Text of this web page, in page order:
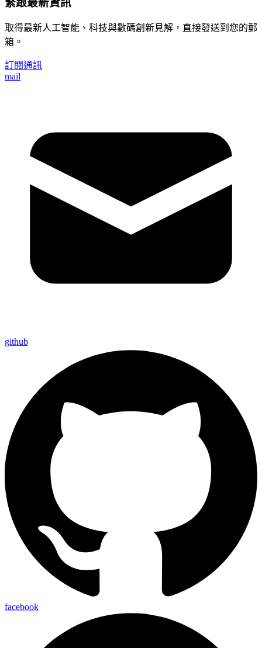
取得最新人工智能、科技與數碼創新見解，直接發送到您的郵
箱。
訂閱通訊
mail
github
facebook